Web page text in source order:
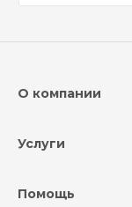
О компании
Услуги
Помощь